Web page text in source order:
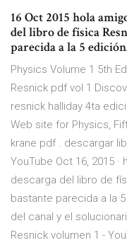
16 Oct 2015 hola
del libro de física
parecida a la 5
Physics Volume 1 5th
Resnick pdf vol 1
resnick halliday 4ta
Web site for Physics,
krane pdf . descargar
YouTube Oct 16, 2015
descarga del libro de
bastante parecida a la
del canal y el
Resnick volumen 1 -